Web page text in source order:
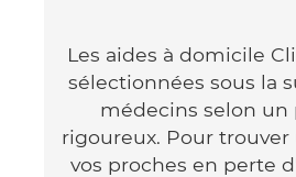
Les aides à domicile
sélectionnées sous la
médecins selon un
rigoureux. Pour
vos proches en perte